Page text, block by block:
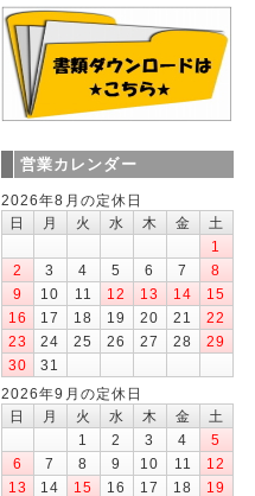
営業カレンダー
2026年8月の定休日
日
月 火 水 木 金
土
1
2
3 4 5 6 7
8
9
10 11 12 13 14
15
16
17 18 19 20 21
22
23
24 25 26 27 28
29
30
31
2026年9月の定休日
日
月 火 水 木 金
土
1
2 3 4
5
6
7 8 9 10 11
12
13
14 15 16 17 18
19